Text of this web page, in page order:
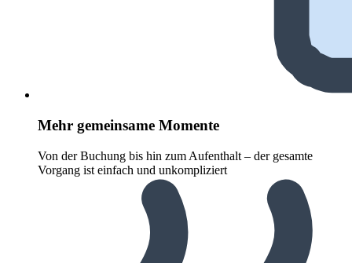
Mehr gemeinsame Momente
Von der Buchung bis hin zum Aufenthalt – der gesamte
Vorgang ist einfach und unkompliziert